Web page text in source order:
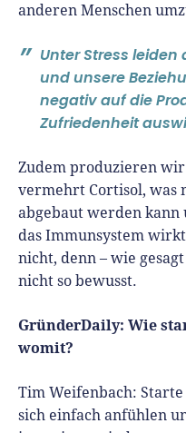
anderen Menschen
Unter Stress
und unsere
negativ auf die
Zufriedenheit
Zudem produzieren
vermehrt Cortisol, was
abgebaut werden
das Immunsystem
nicht, denn – wie
nicht so bewusst.
GründerDaily: Wie
womit?
Tim Weifenbach:
sich einfach anfühlen